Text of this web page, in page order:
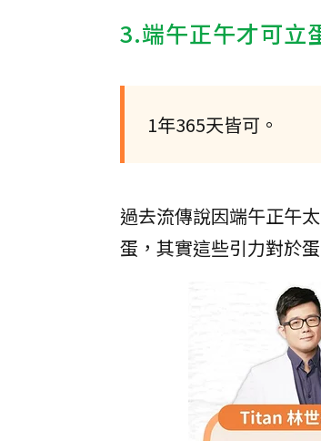
3.端午正午才可立
1年365天皆可。
過去流傳說因端午正午
蛋，其實這些引力對於